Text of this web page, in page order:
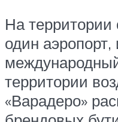
На территории
один
территории
«Варадеро»